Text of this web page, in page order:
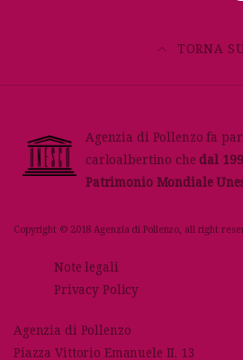
TORNA
Agenzia di Pollenzo fa
carloalbertino che dal
Patrimonio Mondiale
Copyright © 2018 Agenzia di Pollenzo, all right
Note legali
Privacy Policy
Agenzia di Pollenzo
Piazza Vittorio Emanuele II, 13